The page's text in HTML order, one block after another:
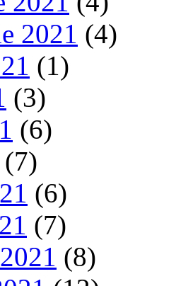
2021 (4)
(1)
(3)
(6)
(7)
(6)
(7)
(8)